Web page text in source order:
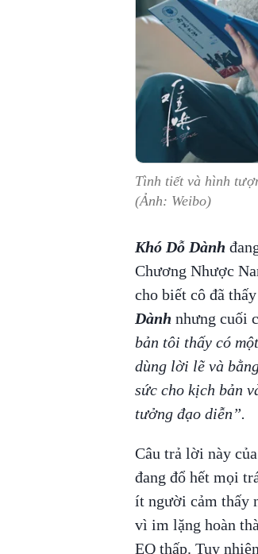
Tình tiết và hình
(Ảnh: Weibo)
Khó Dỗ Dành
Chương Nhược
cho biết cô đã
Dành nhưng cuối
bản tôi thấy có
dùng lời lẽ và
sức cho kịch bản
tưởng đạo diễn”.
Câu trả lời này
đang đổ hết mọi
ít người cảm thấy
vì im lặng hoàn
EQ thấp. Tuy